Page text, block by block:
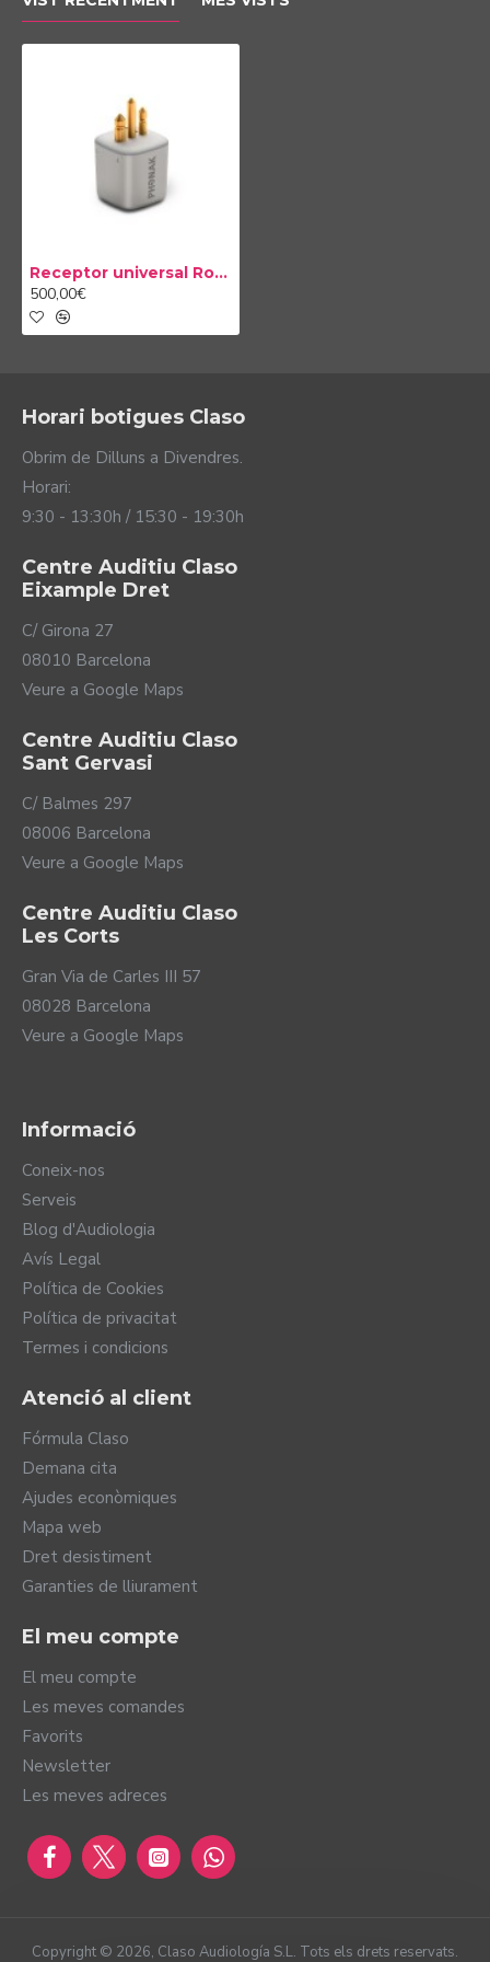
Aquesta versió permet una compatibilitat total
amb tots els micròfons Roger, ja siguin els creats
adults.
Versió 03: pensat per a adults. Compatible amb
els models Roger dissenyats per a adults i
excloent-ne els micròfons específics per a l'aula.
Receptor universal Roger X
500,00€
Horari botigues Claso
Obrim de Dilluns a Divendres.
Horari:
9:30 - 13:30h / 15:30 - 19:30h
Centre Auditiu Claso
Eixample Dret
C/ Girona 27
08010 Barcelona
Veure a Google Maps
Centre Auditiu Claso
Sant Gervasi
C/ Balmes 297
08006 Barcelona
Veure a Google Maps
Centre Auditiu Claso
Les Corts
Gran Via de Carles III 57
08028 Barcelona
Veure a Google Maps
Informació
Coneix-nos
Serveis
Blog d'Audiologia
Avís Legal
Política de Cookies
Política de privacitat
Termes i condicions
Atenció al client
Fórmula Claso
Demana cita
Ajudes econòmiques
Mapa web
Dret desistiment
Garanties de lliurament
El meu compte
El meu compte
Les meves comandes
Favorits
Newsletter
Les meves adreces
Copyright © 2026, Claso Audiología S.L. Tots els drets reservats.